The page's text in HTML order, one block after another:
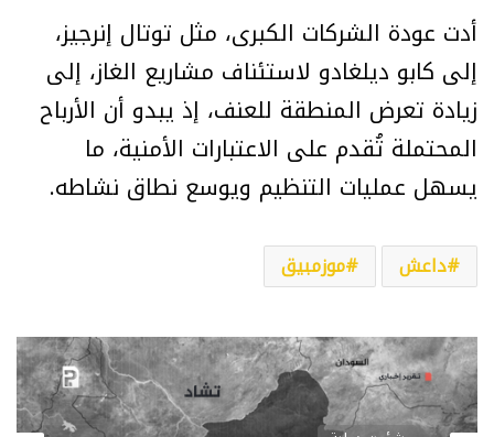
أدت عودة الشركات الكبرى، مثل توتال إنرجيز،
إلى كابو ديلغادو لاستئناف مشاريع الغاز، إلى
زيادة تعرض المنطقة للعنف، إذ يبدو أن الأرباح
المحتملة تُقدم على الاعتبارات الأمنية، ما
يسهل عمليات التنظيم ويوسع نطاق نشاطه.
داعش موزمبيق